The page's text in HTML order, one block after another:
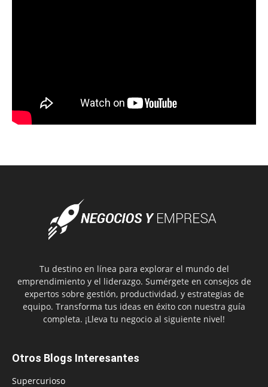
Tu destino en línea para explorar el mundo del
emprendimiento y el liderazgo. Sumérgete en consejos de
expertos sobre gestión, productividad, y estrategias de
equipo. Transforma tus ideas en éxito con nuestra guía
completa. ¡Lleva tu negocio al siguiente nivel!
Otros Blogs Interesantes
Supercurioso